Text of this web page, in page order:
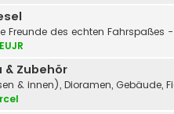
Freunde des echten Fahrspaßes
& Zubehör
& innen), Dioramen, Gebäude,